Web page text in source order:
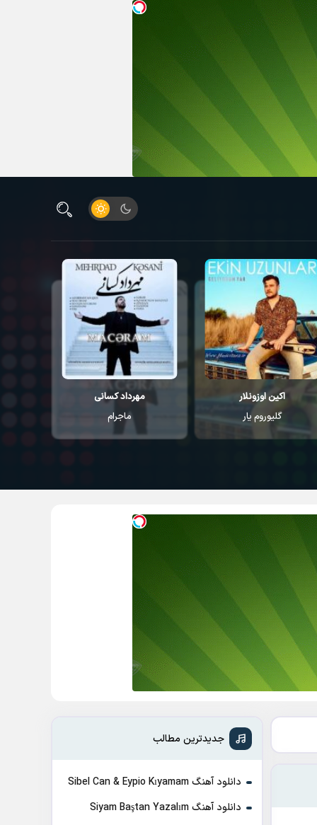
اکین اوزونلار
گلیوروم یار
مهرداد کسانی
ماجرام
جدیدترین مطالب
دانلود آهنگ Sibel Can & Eypio Kıyamam
دانلود آهنگ Siyam Baştan Yazalım